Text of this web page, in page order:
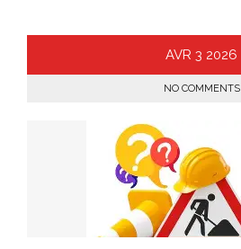
AVR 3 2026
NO COMMENTS